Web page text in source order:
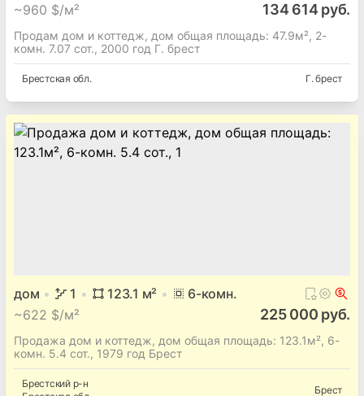
~960 $/м² 134 614 руб.
Продам дом и коттедж, дом общая площадь: 47.9м², 2-
комн. 7.07 сот., 2000 год Г. брест
Брестская обл. Г. брест
дом 1 123.1 м² 6-комн.
~622 $/м² 225 000 руб.
Продажа дом и коттедж, дом общая площадь: 123.1м², 6-
комн. 5.4 сот., 1979 год Брест
Брестскийр-н
Брест